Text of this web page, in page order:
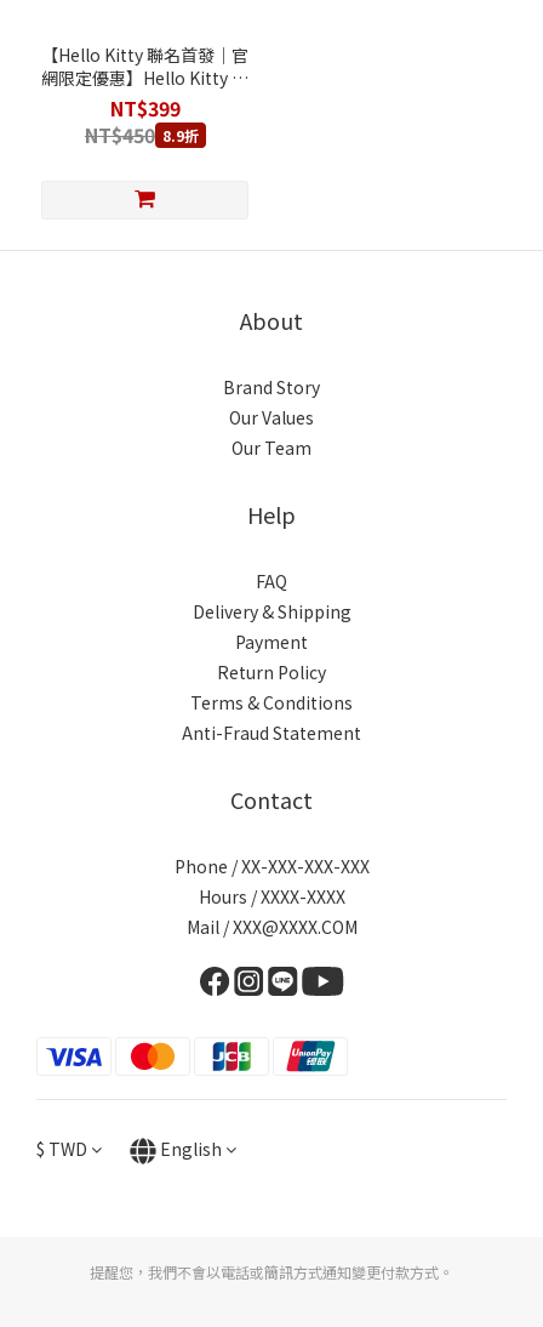
【Hello Kitty 聯名首發｜官
網限定優惠】Hello Kitty 小
小公爵3入禮盒
NT$399
NT$450 8.9折
About
Brand Story
Our Values
Our Team
Help
FAQ
Delivery & Shipping
Payment
Return Policy
Terms & Conditions
Anti-Fraud Statement
Contact
Phone / XX-XXX-XXX-XXX
Hours / XXXX-XXXX
Mail / XXX@XXXX.COM
$ TWD English
提醒您，我們不會以電話或簡訊方式通知變更付款方式。